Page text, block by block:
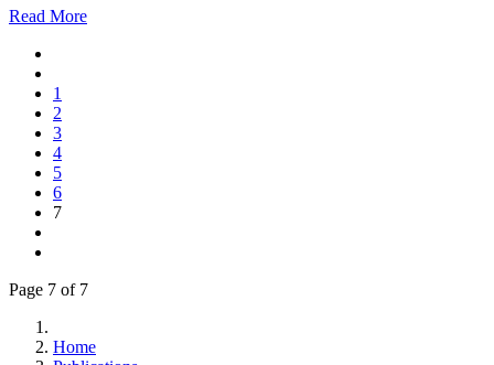
Read More
1
2
3
4
5
6
7
Page 7 of 7
Home